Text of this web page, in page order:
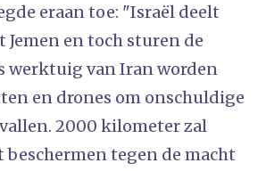
eraan toe: "Israël deelt
Jemen en toch sturen de
werktuig van Iran worden
en drones om onschuldige
2000 kilometer zal
tegen de macht